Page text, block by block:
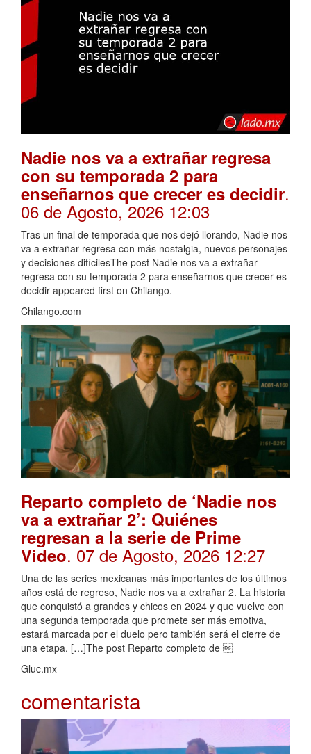
Nadie nos va a extrañar regresa
con su temporada 2 para
enseñarnos que crecer es decidir.
06 de Agosto, 2026 12:03
Tras un final de temporada que nos dejó llorando, Nadie nos
va a extrañar regresa con más nostalgia, nuevos personajes
y decisiones difícilesThe post Nadie nos va a extrañar
regresa con su temporada 2 para enseñarnos que crecer es
decidir appeared first on Chilango.
Chilango.com
Reparto completo de ‘Nadie nos
va a extrañar 2’: Quiénes
regresan a la serie de Prime
Video. 07 de Agosto, 2026 12:27
Una de las series mexicanas más importantes de los últimos
años está de regreso, Nadie nos va a extrañar 2. La historia
que conquistó a grandes y chicos en 2024 y que vuelve con
una segunda temporada que promete ser más emotiva,
estará marcada por el duelo pero también será el cierre de
una etapa. […]The post Reparto completo de 
Gluc.mx
comentarista